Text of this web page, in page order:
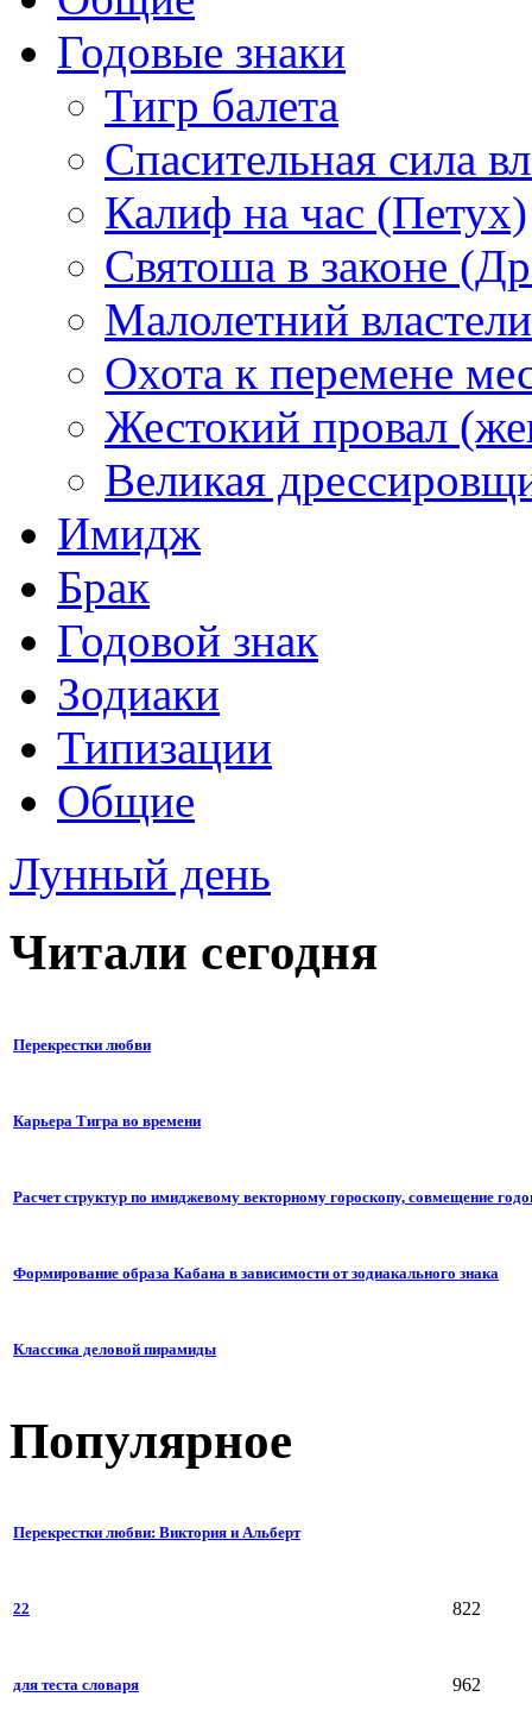
Годовые знаки
Тигр балета
Спасительная сила
Калиф на час (Петух)
Святоша в законе
Малолетний
Охота к перемене
Жестокий провал
Великая
Имидж
Брак
Годовой знак
Зодиаки
Типизации
Общие
Лунный день
Читали сегодня
Перекрестки любви
Карьера Тигра во времени
Расчет структур по имиджевому векторному гороскопу, совмещение
Формирование образа Кабана в зависимости от зодиакального знака
Классика деловой пирамиды
Популярное
Перекрестки любви: Виктория и Альберт
22 822
для теста словаря 962